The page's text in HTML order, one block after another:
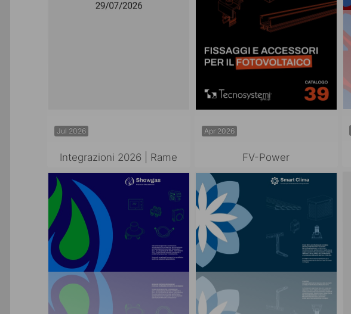
Jul 2026
Integrazioni 2026 | Rame
Apr 2026
FV-Power